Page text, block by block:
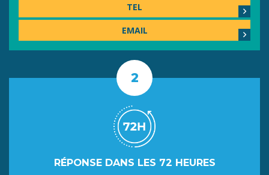
TEL
EMAIL
RÉPONSE DANS LES 72 HEURES